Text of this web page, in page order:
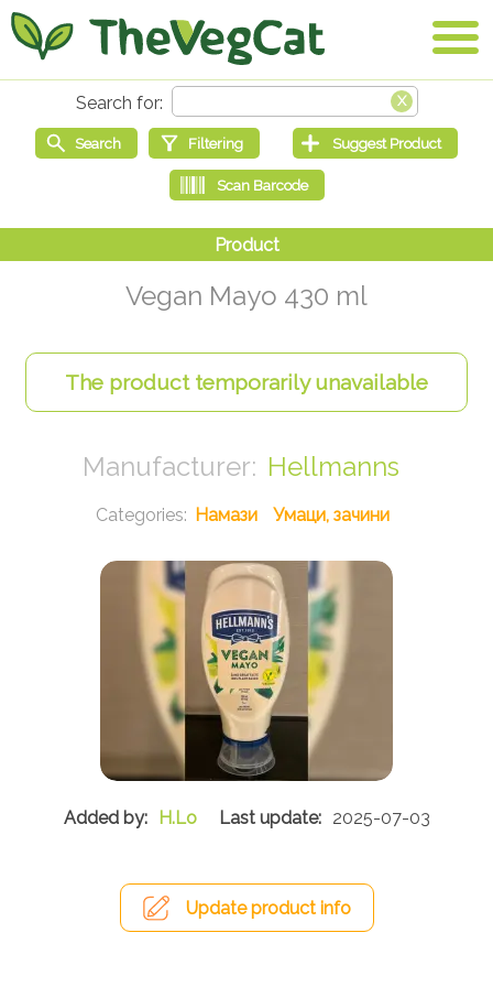
Vegan Mayo 430 ml
Hellmanns
Намази Умаци, зачини
H.Lo 2025-07-03
Update product info